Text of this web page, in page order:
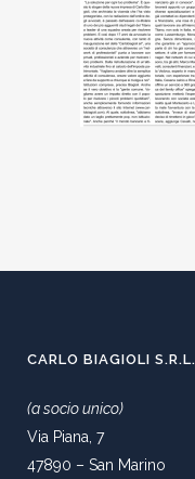
CARLO BIAGIOLI S.R.L.
(a socio unico)
Via Piana, 7
47890 – San Marino